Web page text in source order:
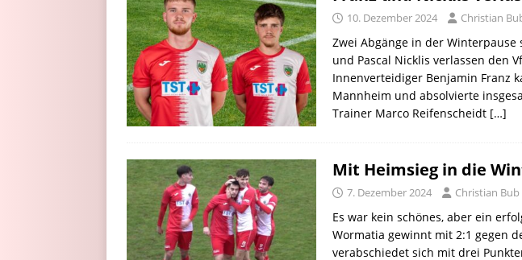
10. Dezember 2024 Christian
Zwei Abgänge in der Winterpause
und Pascal Nicklis verlassen den
Innenverteidiger Benjamin Franz
Mannheim und absolvierte
Trainer Marco Reifenscheidt […]
Mit Heimsieg in die
7. Dezember 2024 Christian Bub
Es war kein schönes, aber ein
Wormatia gewinnt mit 2:1 gegen
verabschiedet sich mit drei